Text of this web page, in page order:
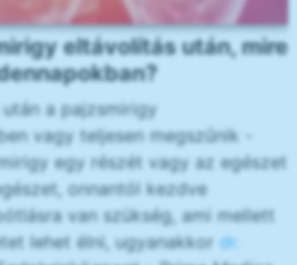
eltávolítás után, mire
a pajzsmirigy
vagy teljesen megszűnik -
egy részét vagy az egészet
onnantól kezdve
van szükség, ami mellett
lehet élni, ugyanakkor dr.